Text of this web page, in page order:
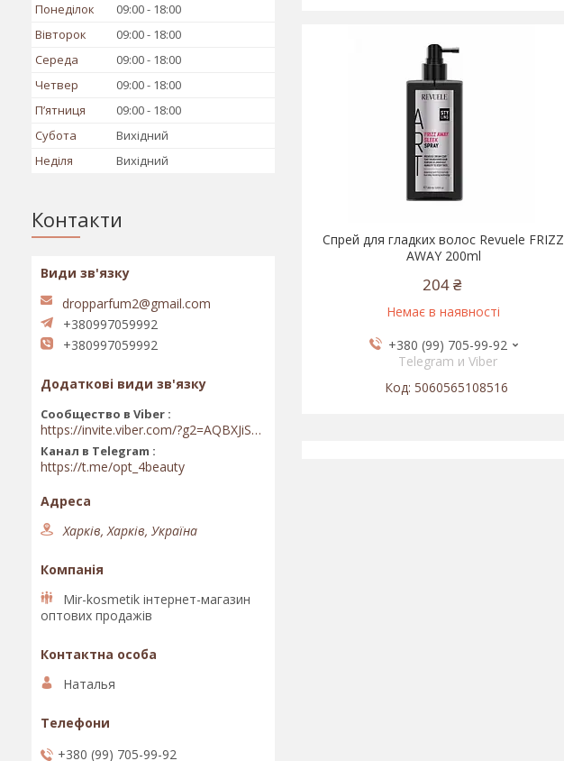
Спрей для гладких волос Revuele FRIZZ
AWAY 200ml
204 ₴
Немає в наявності
+380 (99) 705-99-92
Telegram и Viber
5060565108516
Понеділок 09:00
18:00
Вівторок
09:00
18:00
Середа
09:00
18:00
Четвер
09:00
18:00
Пʼятниця
09:00
18:00
Субота
Вихідний
Неділя
Вихідний
Контакти
dropparfum2@gmail.com
+380997059992
+380997059992
Сообщество в Viber
https://invite.viber.com/?g2=AQBXJiSwIKj9N0wsLWM5JifCoZ3k4Lza4fq58RAqpi3Qaj4OiaoTVb4yP1q7iB6e
Канал в Telegram
https://t.me/opt_4beauty
Харків, Харків, Україна
Mir-kosmetik інтернет-магазин
оптових продажів
Наталья
+380 (99) 705-99-92